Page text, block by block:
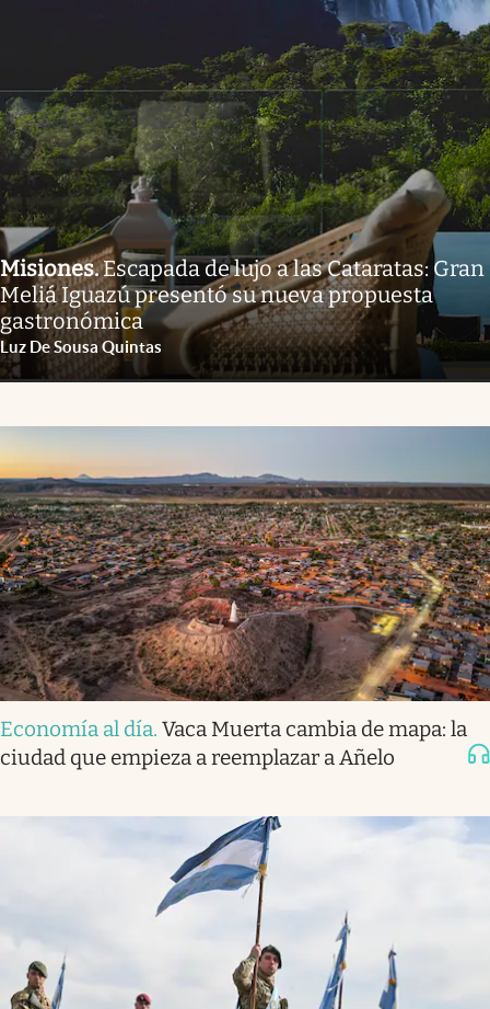
Misiones.Escapada de lujo a las Cataratas: Gran
Meliá Iguazú presentó su nueva propuesta
gastronómica
Luz De Sousa Quintas
Economía al día. Vaca Muerta cambia de mapa: la
ciudad que empieza a reemplazar a Añelo